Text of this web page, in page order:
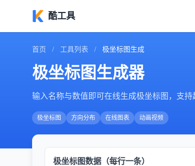
酷工具
首页 / 工具列表 / 极坐标图生成
极坐标图生成器
输入名称与数值即可在线生成极坐标图，支
极坐标图 方向分布 在线图表 动画视频
极坐标图数据（每行一条）